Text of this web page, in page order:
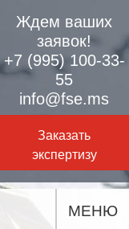
Ждем ваших
заявок!
+7 (995) 100-33-
55
info@fse.ms
Заказать
экспертизу
МЕНЮ